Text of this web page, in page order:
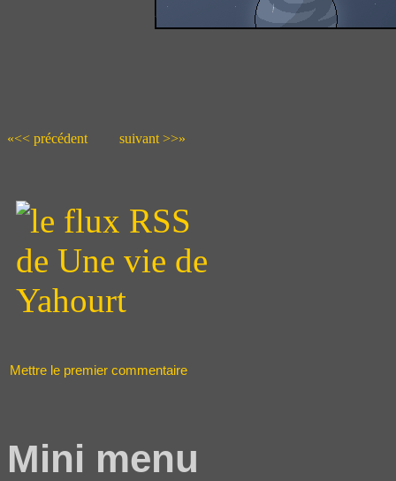
«<< précédent suivant >>»
Mettre le premier commentaire
Mini menu